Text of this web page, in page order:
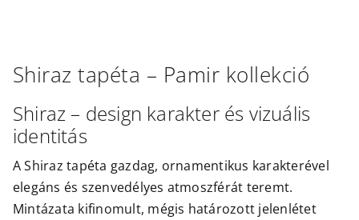
Shiraz tapéta – Pamir kollekció
Shiraz – design karakter és vizuális
identitás
A Shiraz tapéta gazdag, ornamentikus karakterével
elegáns és szenvedélyes atmoszférát teremt.
Mintázata kifinomult, mégis határozott jelenlétet